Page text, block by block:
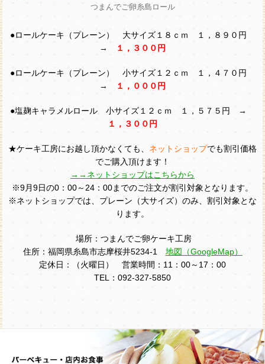
つまんでご卵糸島ロール
●ロールケーキ（プレーン） 大サイズ１８ｃｍ １，８９０円
→
１，３００円
●ロールケーキ（プレーン） 小サイズ１２ｃｍ １，４７０円
→
１，０００円
●塩麹キャラメルロール 小サイズ１２ｃｍ １，５７５円 →
１，３００円
★ケーキ工房にお越し頂かなくても、 ネットショップでも割引価格
でご購入頂けます！
→→ネットショップはこちらから
※9月9日の0：00～24：00までのご注文が割引対象となります。
※ネットショップでは、プレーン（大サイズ）のみ、割引対象とな
ります。
場所：つまんでご卵ケーキ工房
住所：福岡県糸島市志摩桜井5234-1 地図（GoogleMap）
定休日：（火曜日） 営業時間：11：00～17：00
TEL：092-327-5850